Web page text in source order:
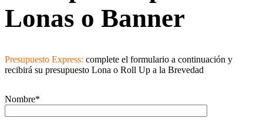
Lonas o Banner
Presupuesto Express: complete el formulario a continuación y
recibirá su presupuesto Lona o Roll Up a la Brevedad
Nombre*